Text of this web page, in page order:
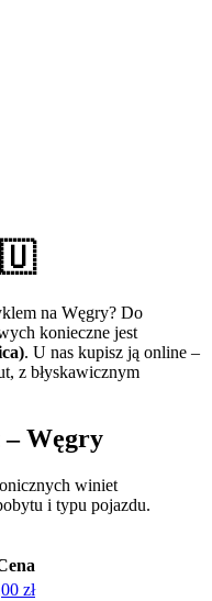
na Węgry? Do
konieczne jest
. U nas kupisz ją online –
z błyskawicznym
– Węgry
winiet
i typu pojazdu.
zł